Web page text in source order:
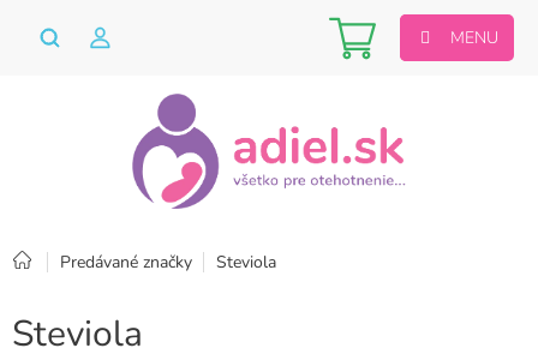
Nákupný
košík
Domov
Predávané značky Steviola
Steviola